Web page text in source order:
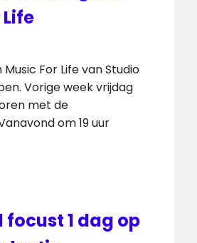
For Life van Studio
Vorige week vrijdag
met de
om 19 uur
focust 1 dag op